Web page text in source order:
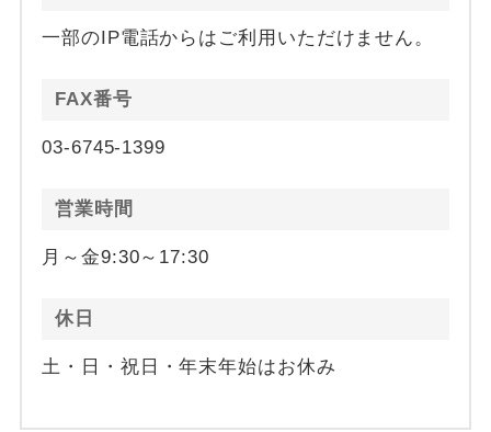
一部のIP電話からはご利用いただけません。
FAX番号
03-6745-1399
営業時間
月～金9:30～17:30
休日
土・日・祝日・年末年始はお休み